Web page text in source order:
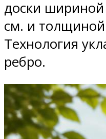
доски шириной
см. и толщиной
Технология
ребро.